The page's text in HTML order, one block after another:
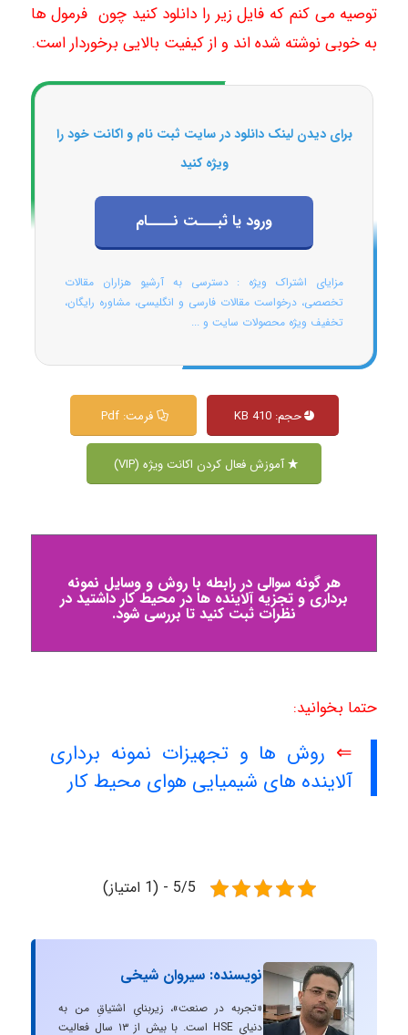
توصیه می کنم که فایل زیر را دانلود کنید چون فرمول ها
به خوبی نوشته شده اند و از کیفیت بالایی برخوردار است.
برای دیدن لینک دانلود در سایت ثبت نام و اکانت خود را
ویژه کنید
ورود یا ثبـــت نــــام
مزایای اشتراک ویژه : دسترسی به آرشیو هزاران مقالات
تخصصی، درخواست مقالات فارسی و انگلیسی، مشاوره رایگان،
تخفیف ویژه محصولات سایت و ...
حجم: 410 KB فرمت: Pdf
آموزش فعال کردن اکانت ویژه (VIP)
هر گونه سوالی در رابطه با روش و وسایل نمونه
برداری و تجزیه آلاینده ها در محیط کار داشتید در
نظرات ثبت کنید تا بررسی شود.
حتما بخوانید:
⇐ روش ها و تجهیزات نمونه برداری
آلاینده های شیمیایی هوای محیط کار
5/5 - (1 امتیاز)
نویسنده: سیروان شیخی
«تجربه در صنعت»، زیربنایِ اشتیاقِ من به
دنیایِ HSE است. با بیش از ۱۳ سال فعالیت